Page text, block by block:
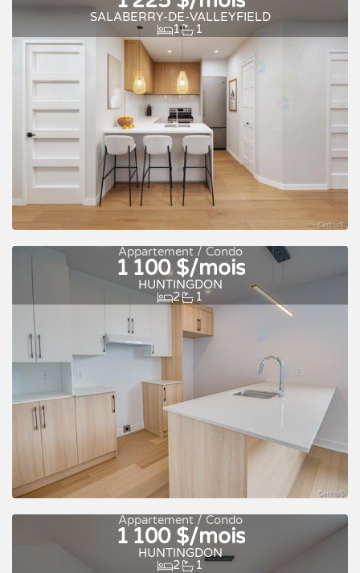
SALABERRY-DE-VALLEYFIELD
1
1
À louer
Appartement / Condo
1 100 $/mois
HUNTINGDON
2
1
À louer
Appartement / Condo
1 100 $/mois
HUNTINGDON
2
1